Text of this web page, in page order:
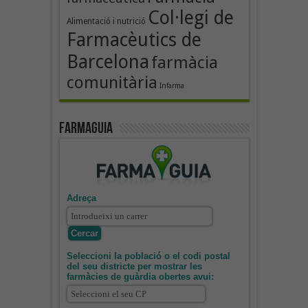
Alimentació i nutrició Col·legi de
Farmacèutics de
Barcelona farmàcia
comunitària Infarma
Farmaguia
Adreça
Seleccioni la població o el codi postal
del seu districte per mostrar les
farmàcies de guàrdia obertes avui: